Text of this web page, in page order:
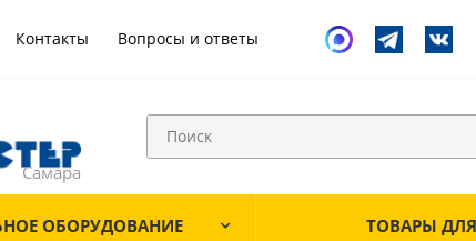
Контакты Вопросы и ответы
ОБОРУДОВАНИЕ ТОВАРЫ